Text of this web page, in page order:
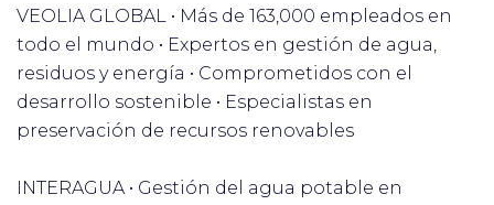
VEOLIA GLOBAL • Más de 163,000 empleados en
todo el mundo • Expertos en gestión de agua,
residuos y energía • Comprometidos con el
desarrollo sostenible • Especialistas en
preservación de recursos renovables
INTERAGUA • Gestión del agua potable en